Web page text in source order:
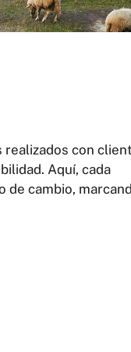
con
Aquí, cada
de cambio,